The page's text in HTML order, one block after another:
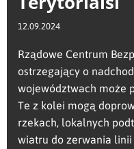
12.09.2024
Rządowe Centrum
ostrzegający o
województwach może
Te z kolei mogą
rzekach, lokalnych
wiatru do zerwania linii